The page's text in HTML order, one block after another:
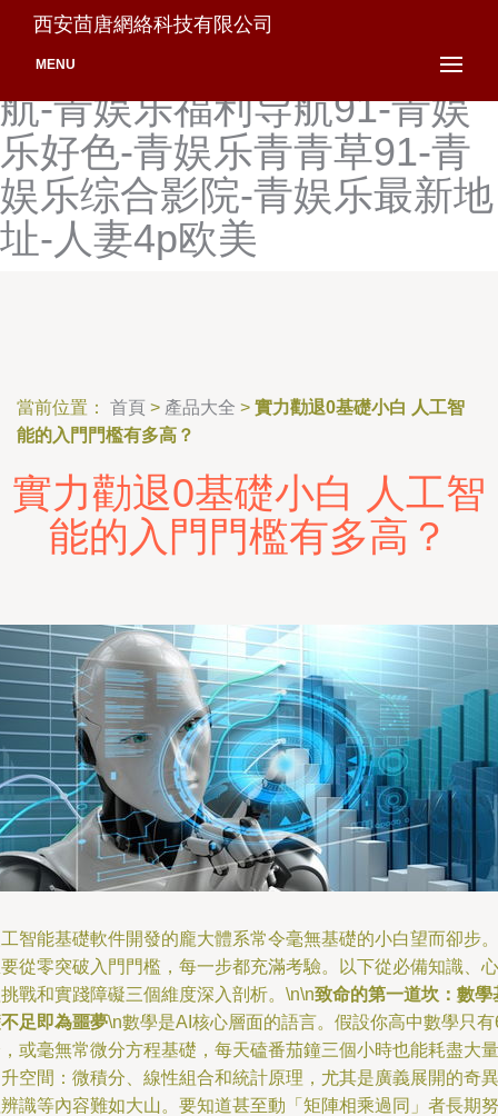
青娱乐99-青娱乐99豆花-青
娱乐大香蕉色-青娱乐福利导
航-青娱乐福利导航91-青娱
乐好色-青娱乐青青草91-青
娱乐综合影院-青娱乐最新地
址-人妻4p欧美
西安茴唐網絡科技有限公司
MENU
當前位置： 首頁 > 產品大全 > 實力勸退0基礎小白 人工智
能的入門門檻有多高？
實力勸退0基礎小白 人工智
能的入門門檻有多高？
智能基礎軟件開發的龐大體系常令毫無基礎的小白望而卻步。
從零突破入門門檻，每一步都充滿考驗。以下從必備知識、心
戰和實踐障礙三個維度深入剖析。\n\n致命的第一道坎：數學
足即為噩夢\n數學是AI核心層面的語言。假設你高中數學只
或毫無常微分方程基礎，每天磕番茄鐘三個小時也能耗盡大量
空間：微積分、線性組合和統計原理，尤其是廣義展開的奇異
識等內容難如大山。要知道甚至動「矩陣相乘過同」者長期努